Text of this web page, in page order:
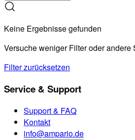
Keine Ergebnisse gefunden
Versuche weniger Filter oder andere
Filter zurücksetzen
Service & Support
Support & FAQ
Kontakt
info@ampario.de